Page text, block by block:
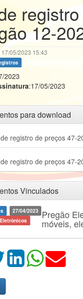
12-
05/2023 15:43
2023
:17/05/2023
para download
registro de preços 47-
registro de preços 47-
Vinculados
27/04/2023 Pregão
móveis,